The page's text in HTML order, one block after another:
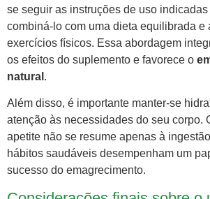
se seguir as instruções de uso
combiná-lo com uma dieta equilibrada e
exercícios físicos. Essa abordagem
os efeitos do suplemento e favorece o
natural .
Além disso, é importante manter-se
atenção às necessidades do seu corpo.
apetite não se resume apenas à
hábitos saudáveis desempenham um
sucesso do emagrecimento.